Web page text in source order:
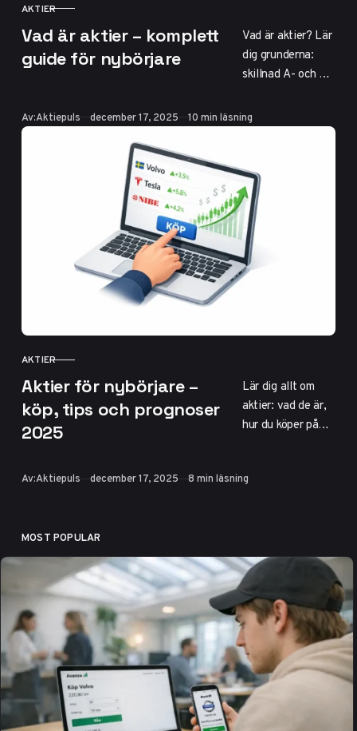
KATEGORI
AKTIER
Vad är aktier – komplett
guide för nybörjare
Vad är aktier? Lär
dig grunderna:
skillnad A- och B-
fonder, P/E-tal,
courtage och
tips för att börja
investera på
svenska börsen
2025.
Av:Aktiepuls Publicerad
december 17, 2025 10 min läsning
KATEGORI
AKTIER
Aktier för nybörjare –
köp, tips och prognoser
2025
Lär dig allt om
aktier: vad de är,
hur du köper på
Volvo, Tesla och
2025. Börja
investera enkelt
som nybörjare.
Av:Aktiepuls Publicerad
december 17, 2025 8 min läsning
MOST POPULAR